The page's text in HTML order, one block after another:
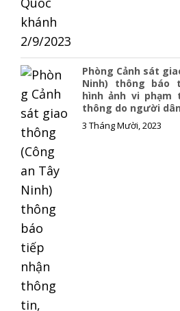
Phòng Cảnh sát
Ninh) thông báo
hình ảnh vi
thông do người
3 Tháng Mười, 2023